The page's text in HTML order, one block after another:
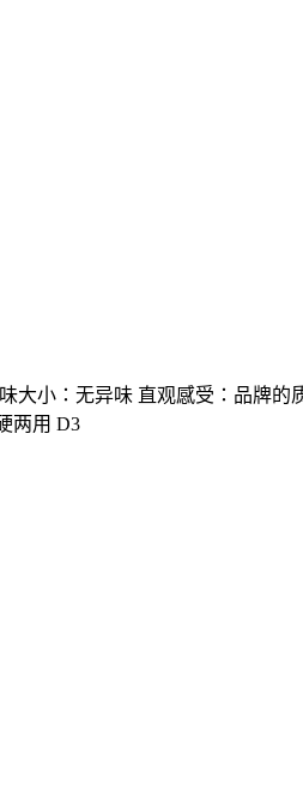
大小：无异味 直观感受：品牌
两用 D3